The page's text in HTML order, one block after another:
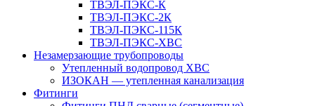
ТВЭЛ-ПЭКС-К
ТВЭЛ-ПЭКС-2К
ТВЭЛ-ПЭКС-115К
ТВЭЛ-ПЭКС-ХВС
Незамерзающие трубопроводы
Утепленный водопровод ХВС
ИЗОКАН — утепленная канализация
Фитинги